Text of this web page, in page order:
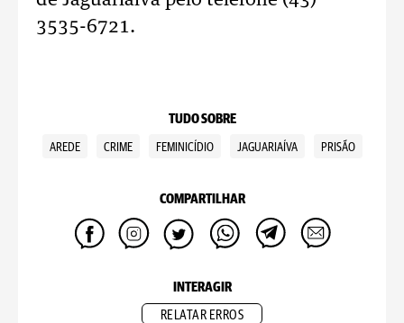
3535-6721.
TUDO SOBRE
AREDE CRIME FEMINICÍDIO JAGUARIAÍVA PRISÃO
COMPARTILHAR
INTERAGIR
RELATAR ERROS